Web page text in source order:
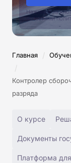
Нажимая на
условиями
Главная /
/
Контролер
разряда
О курсе
Документы
Платформа